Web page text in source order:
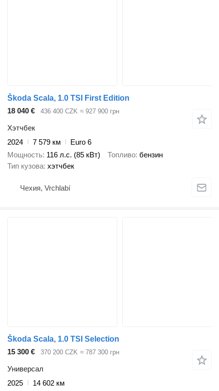
Škoda Scala, 1.0 TSI First Edition
18 040 €
436 400 CZK ≈ 927 900 грн
Хэтчбек
2024
7 579 км
Euro 6
Мощность 116 л.с. (85 кВт) Топливо бензин
Тип кузова хэтчбек
Чехия, Vrchlabí
Škoda Scala, 1.0 TSI Selection
15 300 €
370 200 CZK ≈ 787 300 грн
Универсал
2025
14 602 км